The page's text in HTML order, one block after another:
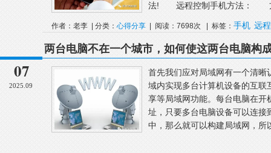
法! 远程控制手机方法：
作者：老李 | 分类： 心得分享 | 阅读：7698次 | 标签： 手机 远
07
2025.09
两台电脑不在一个城市，如何使这两台电脑构
首先我们应对局域网有一个清晰
域内实现多台计算机设备的互
享等局域网功能。每台电脑在开
址，只要多台电脑设备可以连接
中，那么就可以构建局域网，